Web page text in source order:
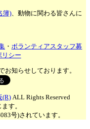
簿)、動物に関わる皆さんに
・ボランティアスタッフ募
リシー
お知らせしております。
(R)ALL Rights Reserved
す。
号)されています。